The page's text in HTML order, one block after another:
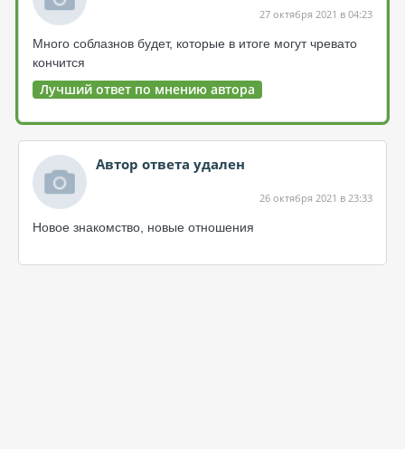
27 октября 2021 в 04:23
Много соблазнов будет, которые в итоге могут чревато
кончится
Лучший ответ по мнению автора
Автор ответа удален
26 октября 2021 в 23:33
Новое знакомство, новые отношения